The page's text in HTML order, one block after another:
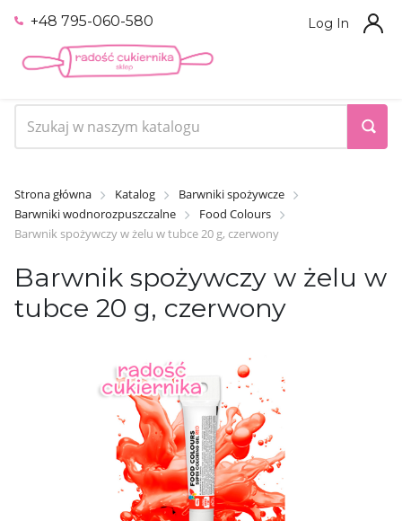
+48 795-060-580 Log In
Strona główna Katalog
Barwniki spożywcze
Barwniki wodnorozpuszczalne
Food Colours
Barwnik spożywczy w żelu w tubce 20 g, czerwony
Barwnik spożywczy w żelu w
tubce 20 g, czerwony